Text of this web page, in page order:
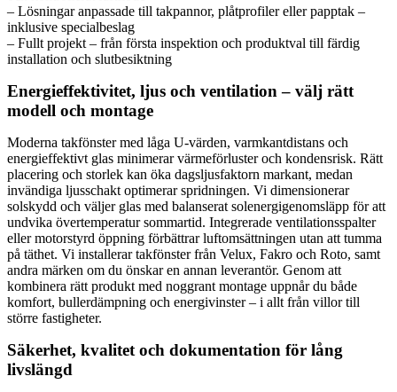
– Lösningar anpassade till takpannor, plåtprofiler eller papptak –
inklusive specialbeslag
– Fullt projekt – från första inspektion och produktval till färdig
installation och slutbesiktning
Energieffektivitet, ljus och ventilation – välj rätt
modell och montage
Moderna takfönster med låga U-värden, varmkantdistans och
energieffektivt glas minimerar värmeförluster och kondensrisk. Rätt
placering och storlek kan öka dagsljusfaktorn markant, medan
invändiga ljusschakt optimerar spridningen. Vi dimensionerar
solskydd och väljer glas med balanserat solenergigenomsläpp för att
undvika övertemperatur sommartid. Integrerade ventilationsspalter
eller motorstyrd öppning förbättrar luftomsättningen utan att tumma
på täthet. Vi installerar takfönster från Velux, Fakro och Roto, samt
andra märken om du önskar en annan leverantör. Genom att
kombinera rätt produkt med noggrant montage uppnår du både
komfort, bullerdämpning och energivinster – i allt från villor till
större fastigheter.
Säkerhet, kvalitet och dokumentation för lång
livslängd